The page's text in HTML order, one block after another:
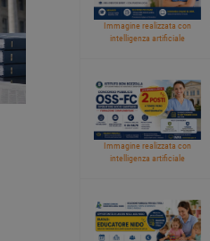
Immagine realizzata con
intelligenza artificiale
Immagine realizzata con
intelligenza artificiale